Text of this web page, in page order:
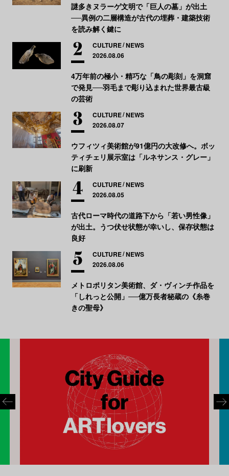
謎多きヌラーゲ文明で「巨人の墓」が出土
──異例の二層構造が古代の埋葬・建築技術
を読み解く鍵に
CULTURE NEWS
2026.08.06
4万年前の極小・精巧な「鳥の彫刻」を洞窟
で発見──羽毛まで彫り込まれた世界最古級
の芸術
CULTURE NEWS
2026.08.07
ウフィツィ美術館が91億円の大改修へ。ボッ
ティチェリ展示室は「ルネサンス・グレー」
に刷新
CULTURE NEWS
2026.08.05
古代ローマ時代の道路下から「若い男性像」
が出土。うつ伏せ状態が幸いし、保存状態は
良好
CULTURE NEWS
2026.08.06
メトロポリタン美術館、ダ・ヴィンチ作品を
「しれっと公開」──億万長者秘蔵の《糸巻
きの聖母》